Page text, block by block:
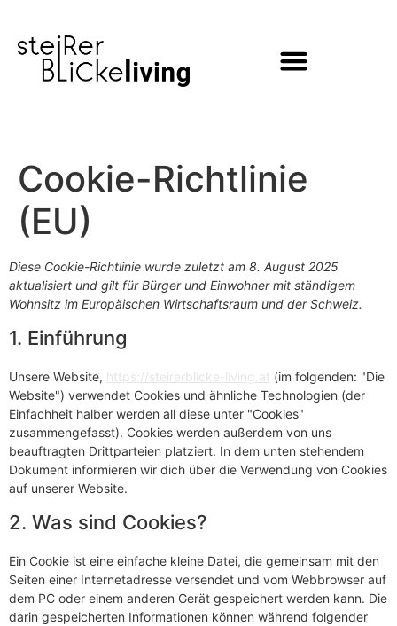
Cookie-Richtlinie
(EU)
Diese Cookie-Richtlinie wurde zuletzt am 8. August 2025
aktualisiert und gilt für Bürger und Einwohner mit ständigem
Wohnsitz im Europäischen Wirtschaftsraum und der Schweiz.
1. Einführung
Unsere Website, https://steirerblicke-living.at (im folgenden: "Die
Website") verwendet Cookies und ähnliche Technologien (der
Einfachheit halber werden all diese unter "Cookies"
zusammengefasst). Cookies werden außerdem von uns
beauftragten Drittparteien platziert. In dem unten stehendem
Dokument informieren wir dich über die Verwendung von Cookies
auf unserer Website.
2. Was sind Cookies?
Ein Cookie ist eine einfache kleine Datei, die gemeinsam mit den
Seiten einer Internetadresse versendet und vom Webbrowser auf
dem PC oder einem anderen Gerät gespeichert werden kann. Die
darin gespeicherten Informationen können während folgender